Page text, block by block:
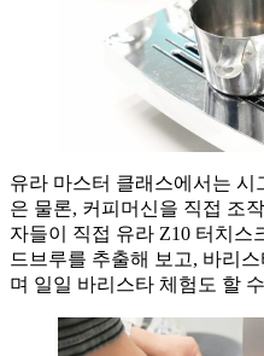
유라 마스터 클래스에서는 시
은 물론, 커피머신을 직접 조
자들이 직접 유라 Z10 터치스
드브루를 추출해 보고, 바리
며 일일 바리스타 체험도 할